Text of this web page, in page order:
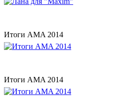
Итоги AMA 2014
Итоги AMA 2014